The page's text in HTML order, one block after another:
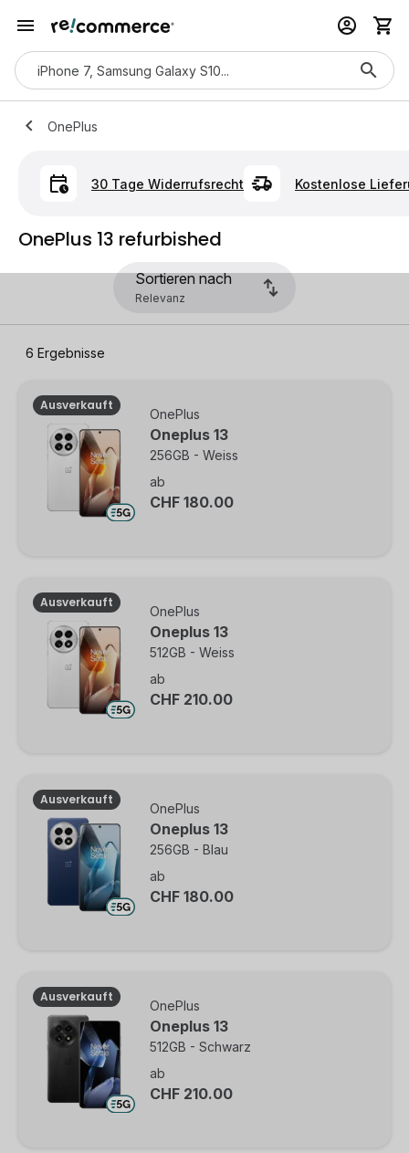
OnePlus
30 Tage Widerrufsrecht Kostenlose
OnePlus 13 refurbished
Sortieren nach
6 Ergebnisse
Ausverkauft
OnePlus
Oneplus 13
256GB - Weiss
ab
CHF 180.00
Ausverkauft
OnePlus
Oneplus 13
512GB - Weiss
ab
CHF 210.00
Ausverkauft
OnePlus
Oneplus 13
256GB - Blau
ab
CHF 180.00
Ausverkauft
OnePlus
Oneplus 13
512GB - Schwarz
ab
CHF 210.00